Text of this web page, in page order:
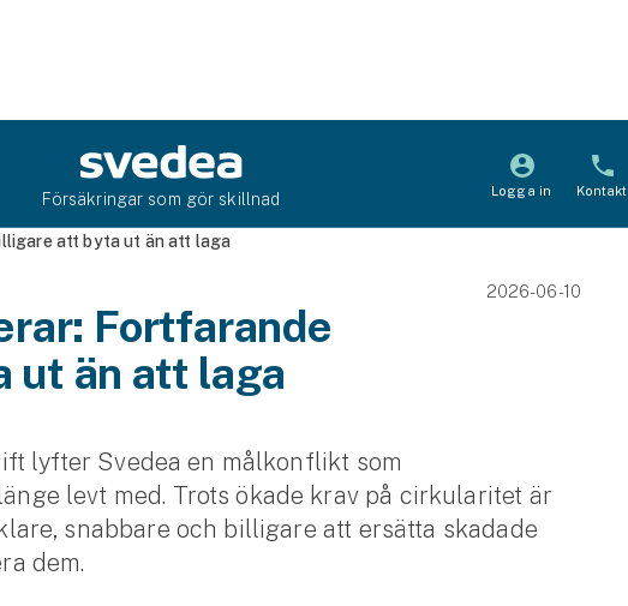
Försäkringar som gör skillnad Logga in Kontakt
att byta ut än att laga
2026-06-10
Fortfarande
ut än att laga
lyfter Svedea en målkonflikt som
levt med. Trots ökade krav på cirkularitet är
snabbare och billigare att ersätta skadade
dem.